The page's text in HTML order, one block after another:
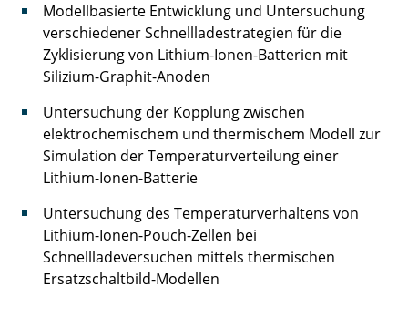
Meinert Michel
Nebelsiek Marvin
Niehs Eike
Pape Marlene
Preißner Kevin
Reuter Kira
Modellbasierte Entwicklung und Untersuchung
verschiedener Schnellladestrategien für die
Zyklisierung von Lithium-Ionen-Batterien mit
Silizium-Graphit-Anoden
Untersuchung der Kopplung zwischen
elektrochemischem und thermischem Modell zur
Simulation der Temperaturverteilung einer
Lithium-Ionen-Batterie
Untersuchung des Temperaturverhaltens von
Lithium-Ionen-Pouch-Zellen bei
Schnellladeversuchen mittels thermischen
Ersatzschaltbild-Modellen